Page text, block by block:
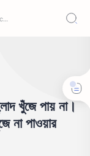
খুঁজে পায় না।
না পাওয়ার